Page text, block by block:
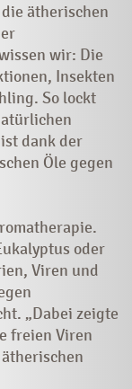
ätherischen
wir: Die
Insekten
So lockt
dank der
Öle gegen
oder
Viren und
„Dabei zeigte
freien Viren